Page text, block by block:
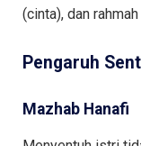
(cinta), dan
Pengaruh
Mazhab Hanafi